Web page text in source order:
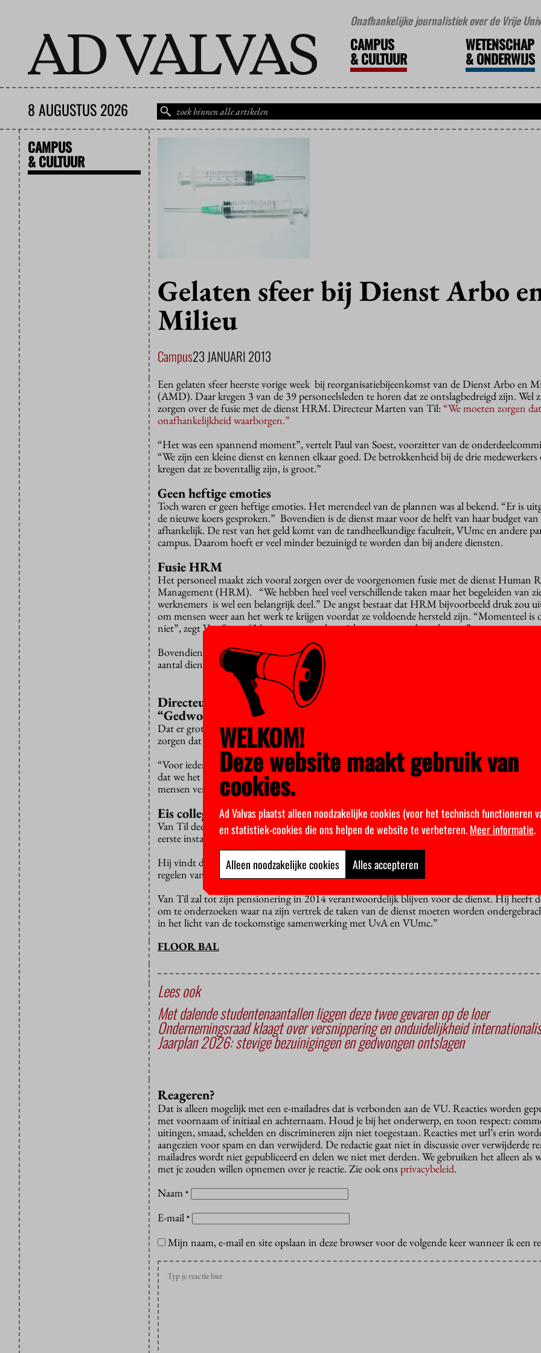
Onafhankelijke journalistiek over de Vrije
CAMPUS
&CULTUUR
WETENSCHAP
&ONDERWIJS
8 AUGUSTUS 2026
CAMPUS
& CULTUUR
Gelaten sfeer bij Dienst Arbo
Milieu
Campus23 JANUARI 2013
Een gelaten sfeer heerste vorige week bij reorganisatiebijeenkomst van de Dienst Arbo en
(AMD). Daar kregen 3 van de 39 personeelsleden te horen dat ze ontslagbedreigd zijn. Wel
zorgen over de fusie met de dienst HRM. Directeur Marten van Til:“We moeten zorgen
onafhankelijkheid waarborgen.”
“Het was een spannend moment”, vertelt Paul van Soest, voorzitter van de
“We zijn een kleine dienst en kennen elkaar goed. De betrokkenheid bij de drie medewerkers
kregen dat ze boventallig zijn, is groot.”
Geen heftige emoties
Toch waren er geen heftige emoties. Het merendeel van de plannen was al bekend. “Er is
de nieuwe koers gesproken.” Bovendien is de dienst maar voor de helft van haar budget
afhankelijk. De rest van het geld komt van de tandheelkundige faculteit, VUmc en andere
campus. Daarom hoeft er veel minder bezuinigd te worden dan bij andere diensten.
Fusie HRM
Het personeel maakt zich vooral zorgen over de voorgenomen fusie met de dienst Human
Management (HRM). “We hebben heel veel verschillende taken maar het begeleiden van
werknemers is wel een belangrijk deel.” De angst bestaat dat HRM bijvoorbeeld druk zou
om mensen weer aan het werk te krijgen voordat ze voldoende hersteld zijn. “Momenteel is
niet”, zegt Van Soest. “Maar mensen maken zich zorgen over de toekomst.”
Bovendien zien de personeelsleden de meerwaarde van de fusie niet. “De enige reden is dat
aantal diensten wil verminderen.”
Directeur Marten van Til:
“Gedwongen ontslagen zijn een shock”
Dat er grote zorgen over de fusie met HRM zijn, beaamt AMD-directeur Marten van Til.
zorgen dat we onze onafhankelijkheid waarborgen.”
“Voor iedereen zijn de gedwongen ontslagen een shock”, zegt Marten van Til. “Toch zijn we
dat we het zoveel mogelijk hebben kunnen beperken. Door natuurlijk verloop waren er al een
mensen vertrokken. Daardoor was bij ons de opgave een stuk makkelijker dan bij andere
Eis college
Van Til deelt de zorgen van zijn personeel over de fusie met HRM. “Het is niet voor niks dat
eerste instantie hier niet voor gekozen hebben. Maar het college wil het graag.”
Hij vindt de fusie niet logisch. “We hebben veel taken, zoals bijvoorbeeld de zorg voor
regelen van vergunningen, die niets met personeelszaken te maken hebben.
Van Til zal tot zijn pensionering in 2014 verantwoordelijk blijven voor de dienst. Hij heeft
om te onderzoeken waar na zijn vertrek de taken van de dienst moeten worden
in het licht van de toekomstige samenwerking met UvA en VUmc.”
FLOOR BAL
Lees ook
Met dalende studentenaantallen liggen deze twee gevaren op de loer
Ondernemingsraad klaagt over versnippering en onduidelijkheid
Jaarplan 2026: stevige bezuinigingen en gedwongen ontslagen
Reageren?
Dat is alleen mogelijk met een e-mailadres dat is verbonden aan de VU. Reacties worden
met voornaam of initiaal en achternaam. Houd je bij het onderwerp, en toon respect:
uitingen, smaad, schelden en discrimineren zijn niet toegestaan. Reacties met url’s erin
aangezien voor spam en dan verwijderd. De redactie gaat niet in discussie over verwijderde
mailadres wordt niet gepubliceerd en delen we niet met derden. We gebruiken het alleen als
met je zouden willen opnemen over je reactie. Zie ook onsprivacybeleid.
Naam *
E-mail *
Mijn naam, e-mail en site opslaan in deze browser voor de volgende keer wanneer ik een
WELKOM!
Deze website maakt gebruik van
cookies.
Ad Valvas plaatst alleen noodzakelijke cookies (voor het technisch functioneren
en statistiek-cookies die ons helpen de website te verbeteren.Meer informatie.
Alleen noodzakelijke cookies Alles accepteren